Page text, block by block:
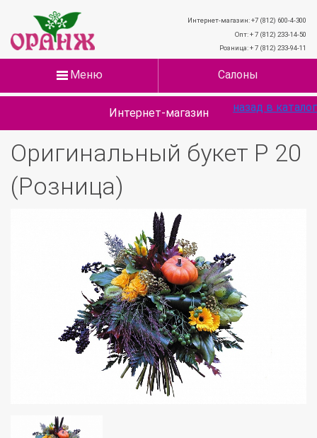
Интернет-магазин: +7 (812) 600-4-300
Опт: + 7 (812) 233-14-50
Розница: + 7 (812) 233-94-11
Меню Салоны
Интернет-магазин
Оригинальный букет Р 20
(Розница)
назад в каталог